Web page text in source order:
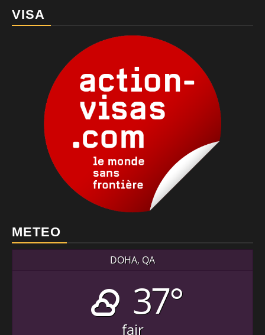
VISA
METEO
DOHA, QA
37°
fair